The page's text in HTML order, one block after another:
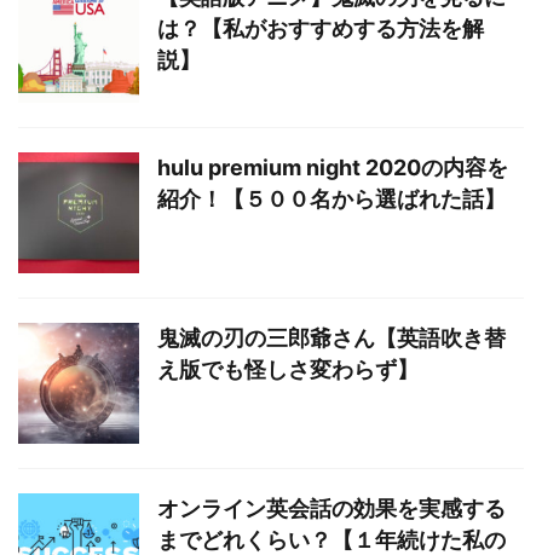
は？【私がおすすめする方法を解
説】
hulu premium night 2020の内容を
紹介！【５００名から選ばれた話】
鬼滅の刃の三郎爺さん【英語吹き替
え版でも怪しさ変わらず】
オンライン英会話の効果を実感する
までどれくらい？【１年続けた私の